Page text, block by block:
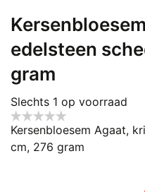
edelsteen
gram
Slechts 1 op voorraad
Kersenbloesem Agaat,
cm, 276 gram